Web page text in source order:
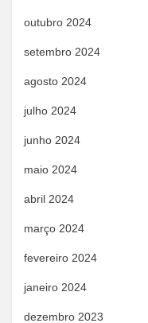
outubro 2024
setembro 2024
agosto 2024
julho 2024
junho 2024
maio 2024
abril 2024
março 2024
fevereiro 2024
janeiro 2024
dezembro 2023